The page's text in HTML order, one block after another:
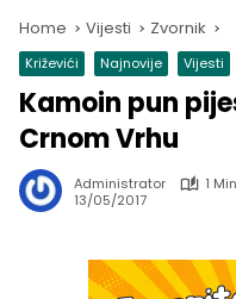
Home Vijesti Zvornik
Križevići Najnovije Vijesti
Kamoin pun
Crnom Vrhu
Administrator
1
13/05/2017